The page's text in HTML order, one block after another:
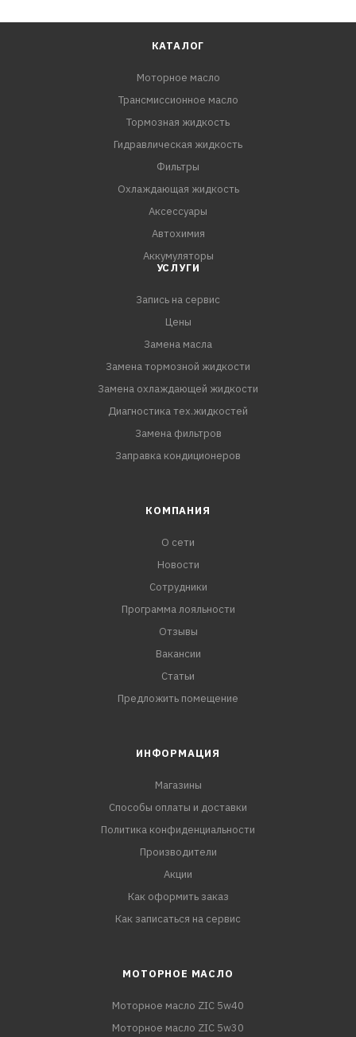
КАТАЛОГ
Моторное масло
Трансмиссионное масло
Тормозная жидкость
Гидравлическая жидкость
Фильтры
Охлаждающая жидкость
Аксессуары
Автохимия
Аккумуляторы
УСЛУГИ
Запись на сервис
Цены
Замена масла
Замена тормозной жидкости
Замена охлаждающей жидкости
Диагностика тех.жидкостей
Замена фильтров
Заправка кондиционеров
КОМПАНИЯ
О сети
Новости
Сотрудники
Программа лояльности
Отзывы
Вакансии
Статьи
Предложить помещение
ИНФОРМАЦИЯ
Магазины
Способы оплаты и доставки
Политика конфиденциальности
Производители
Акции
Как оформить заказ
Как записаться на сервис
МОТОРНОЕ МАСЛО
Моторное масло ZIC 5w40
Моторное масло ZIC 5w30